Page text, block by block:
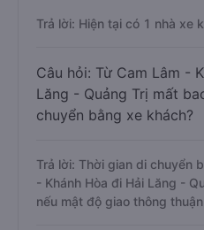
Trả lời: Hiện tại có 1 nhà xe
Câu hỏi: Từ Cam Lâm -
Lăng - Quảng Trị mất
chuyển bằng xe khách?
Trả lời: Thời gian di chuyển
- Khánh Hòa đi Hải Lăng -
nếu mật độ giao thông